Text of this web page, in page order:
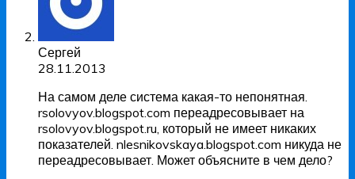
Сергей
28.11.2013
На самом деле система какая-то непонятная.
rsolovyov.blogspot.com переадресовывает на
rsolovyov.blogspot.ru, который не имеет никаких
показателей. nlesnikovskaya.blogspot.com никуда не
переадресовывает. Может объясните в чем дело?